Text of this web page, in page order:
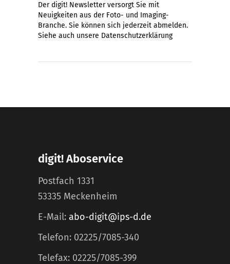
Der digit! Newsletter versorgt Sie mit
Neuigkeiten aus der Foto- und Imaging-
Branche. Sie können sich jederzeit abmelden.
Siehe auch unsere Datenschutzerklärung
digit! Aboservice
Postfach 1331
53335 Meckenheim
E-Mail: abo-digit@ips-d.de
Telefon: 02225/7085-340
Telefax: 02225/7085-399